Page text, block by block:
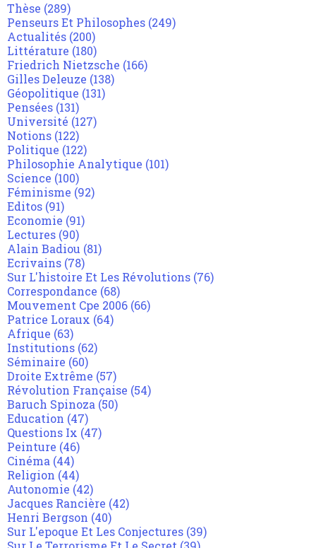
Thèse (289)
Penseurs Et Philosophes (249)
Actualités (200)
Littérature (180)
Friedrich Nietzsche (166)
Gilles Deleuze (138)
Géopolitique (131)
Pensées (131)
Université (127)
Notions (122)
Politique (122)
Philosophie Analytique (101)
Science (100)
Féminisme (92)
Editos (91)
Economie (91)
Lectures (90)
Alain Badiou (81)
Ecrivains (78)
Sur L'histoire Et Les Révolutions (76)
Correspondance (68)
Mouvement Cpe 2006 (66)
Patrice Loraux (64)
Afrique (63)
Institutions (62)
Séminaire (60)
Droite Extrême (57)
Révolution Française (54)
Baruch Spinoza (50)
Education (47)
Questions Ix (47)
Peinture (46)
Cinéma (44)
Religion (44)
Autonomie (42)
Jacques Rancière (42)
Henri Bergson (40)
Sur L'epoque Et Les Conjectures (39)